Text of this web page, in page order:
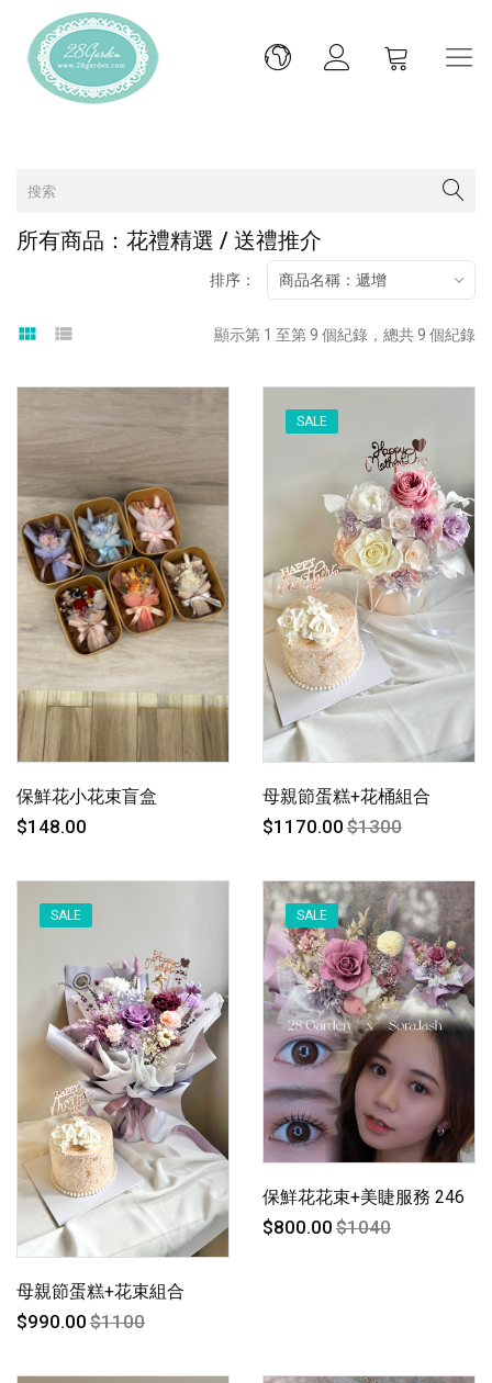
所有商品：花禮精選 / 送禮推介
view_module view_list 顯示第 1 至第 9 個紀錄，總共 9 個紀錄
排序： 商品名稱：遞增
保鮮花小花束盲盒
$148.00
SALE
母親節蛋糕+花桶組合
$1170.00 $1300
SALE
母親節蛋糕+花束組合
$990.00 $1100
SALE
保鮮花花束+美睫服務 246
$800.00 $1040